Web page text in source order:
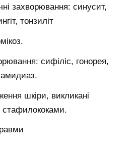
захворювання: синусит,
тонзиліт
сифіліс, гонорея,
шкіри, викликані
стафилококами.